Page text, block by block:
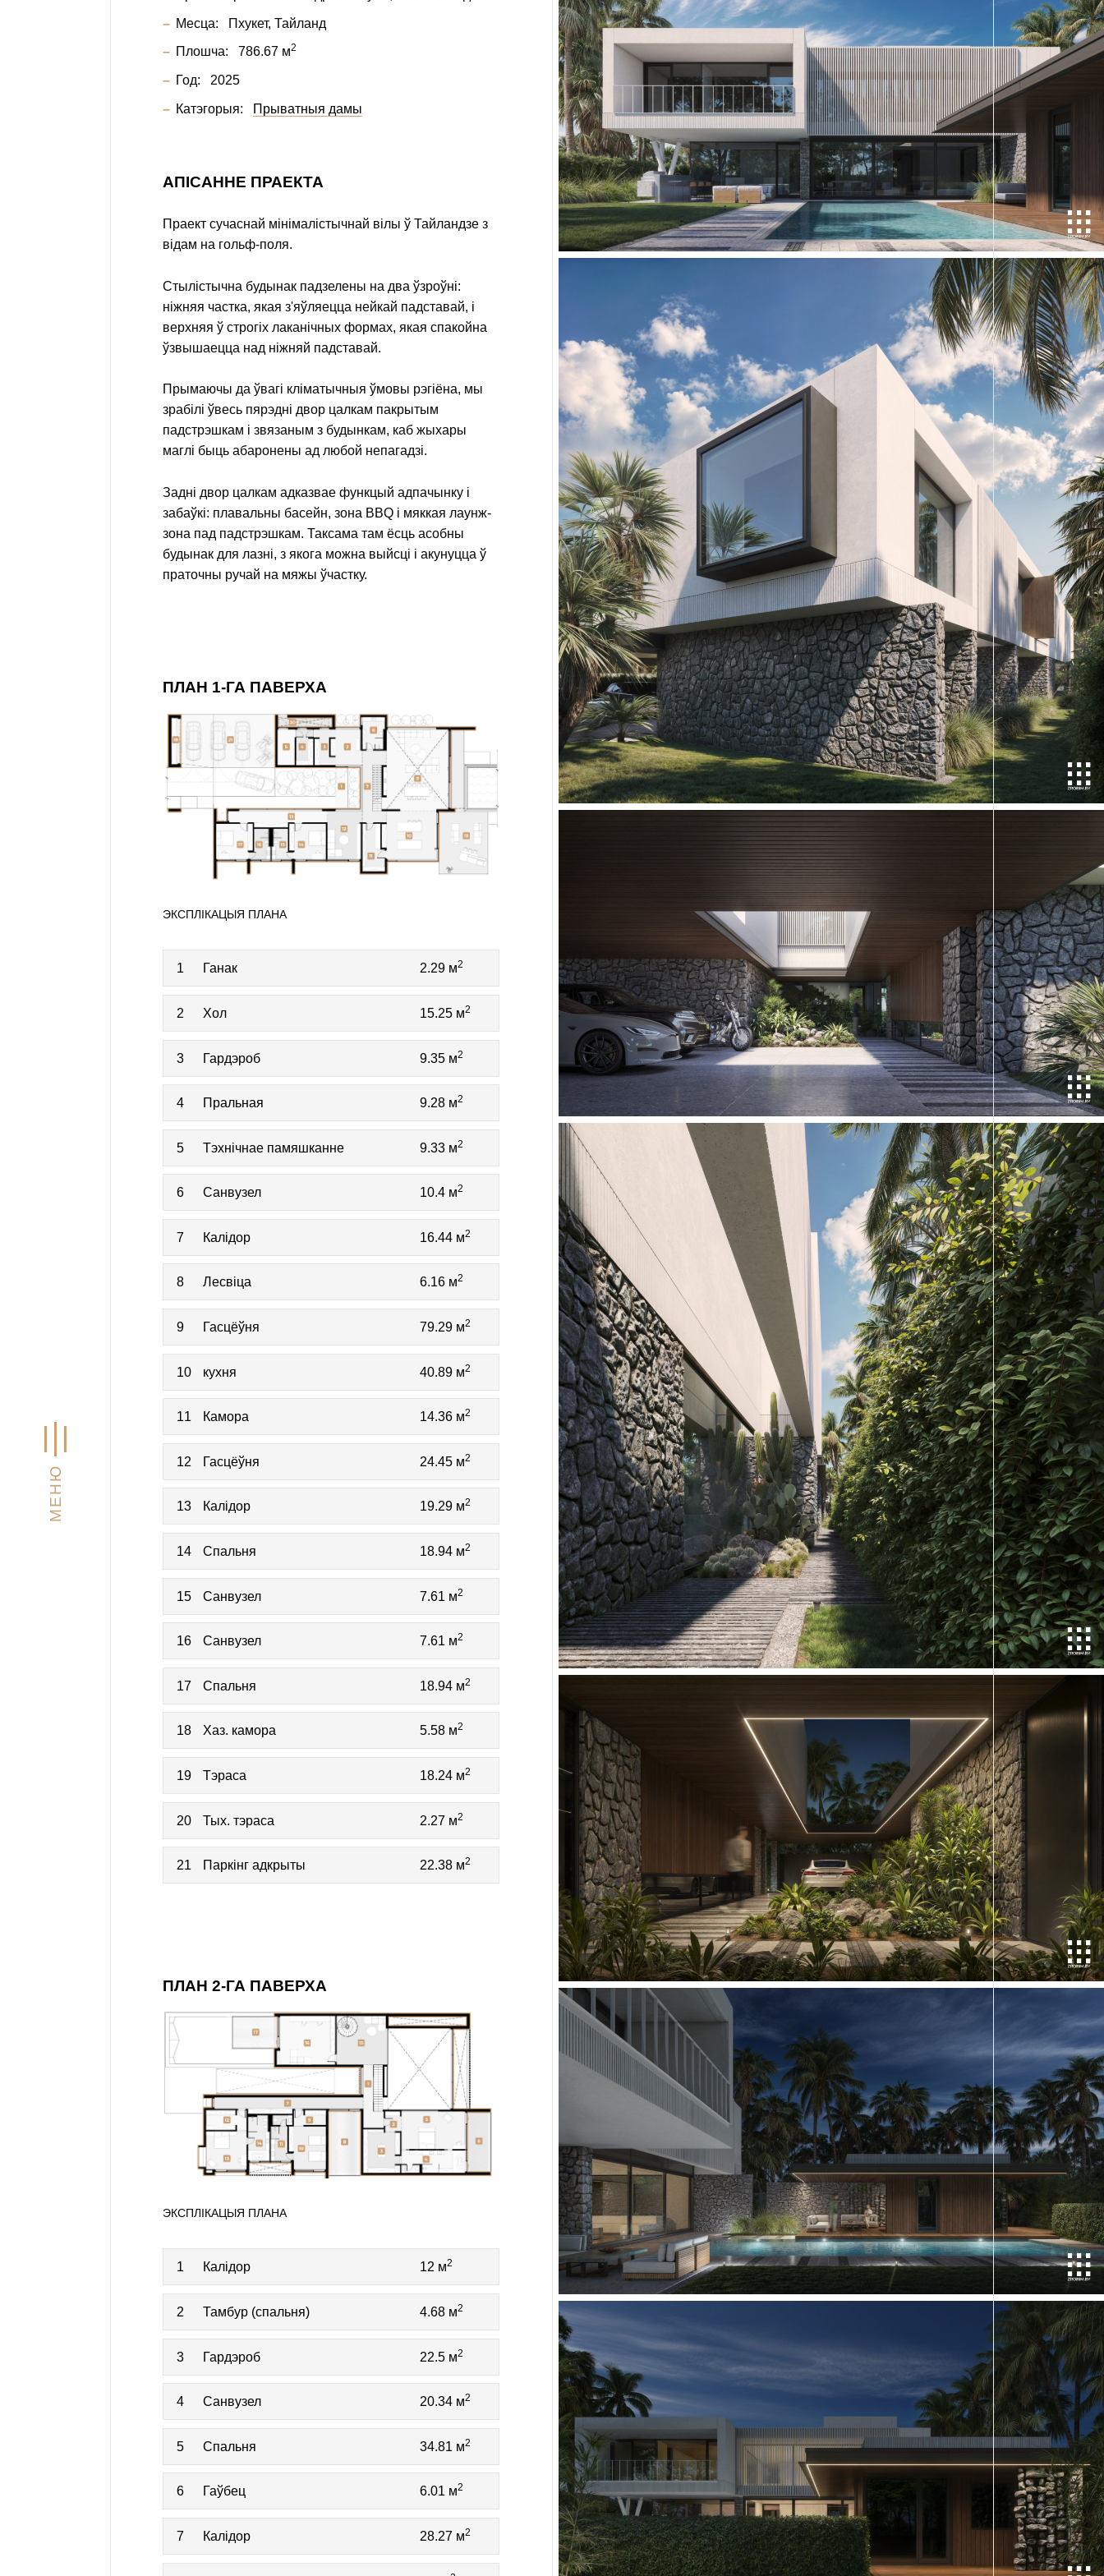
МЕНЮ
Месца: Пхукет, Тайланд
Плошча: 786.67 м2
Год: 2025
Катэгорыя: Прыватныя дамы
АПІСАННЕ ПРАЕКТА
Праект сучаснай мінімалістычнай вілы ў Тайландзе з
відам на гольф-поля.
Стылістычна будынак падзелены на два ўзроўні:
ніжняя частка, якая з'яўляецца нейкай падставай, і
верхняя ў строгіх лаканічных формах, якая спакойна
ўзвышаецца над ніжняй падставай.
Прымаючы да ўвагі кліматычныя ўмовы рэгіёна, мы
зрабілі ўвесь пярэдні двор цалкам пакрытым
падстрэшкам і звязаным з будынкам, каб жыхары
маглі быць абаронены ад любой непагадзі.
Задні двор цалкам адказвае функцый адпачынку і
забаўкі: плавальны басейн, зона BBQ і мяккая лаунж-
зона пад падстрэшкам. Таксама там ёсць асобны
будынак для лазні, з якога можна выйсці і акунуцца ў
праточны ручай на мяжы ўчастку.
ПЛАН 1-ГА ПАВЕРХА
ЭКСПЛІКАЦЫЯ ПЛАНА
1 Ганак 2.29 м2
2 Хол 15.25 м2
3 Гардэроб 9.35 м2
4 Пральная 9.28 м2
5 Тэхнічнае памяшканне 9.33 м2
6 Санвузел 10.4 м2
7 Калідор 16.44 м2
8 Лесвіца 6.16 м2
9 Гасцёўня 79.29 м2
10 кухня 40.89 м2
11 Камора 14.36 м2
12 Гасцёўня 24.45 м2
13 Калідор 19.29 м2
14 Спальня 18.94 м2
15 Санвузел 7.61 м2
16 Санвузел 7.61 м2
17 Спальня 18.94 м2
18 Хаз. камора 5.58 м2
19 Тэраса 18.24 м2
20 Тых. тэраса 2.27 м2
21 Паркінг адкрыты 22.38 м2
ПЛАН 2-ГА ПАВЕРХА
ЭКСПЛІКАЦЫЯ ПЛАНА
1 Калідор 12 м2
2 Тамбур (спальня) 4.68 м2
3 Гардэроб 22.5 м2
4 Санвузел 20.34 м2
5 Спальня 34.81 м2
6 Гаўбец 6.01 м2
7 Калідор 28.27 м2